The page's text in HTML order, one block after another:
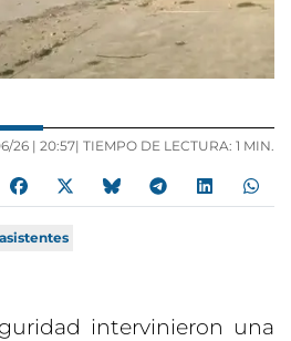
26 | 20:57| TIEMPO DE LECTURA: 1 MIN.
asistentes
intervinieron una